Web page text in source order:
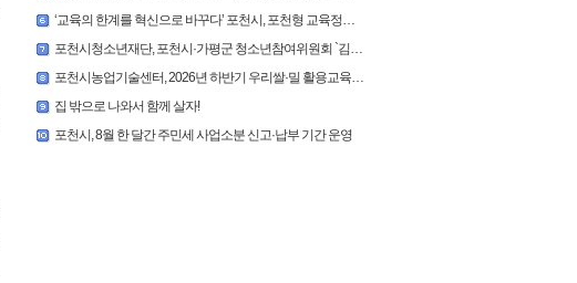
‘교육의 한계를 혁신으로 바꾸다’ 포천시, 포천형 교육정책 성과… 교육혁신선도지역 도전
포천시청소년재단, 포천시·가평군 청소년참여위원회 `김용태 국회의원과의 정책간담회` 개최
포천시농업기술센터, 2026년 하반기 우리쌀·밀 활용교육 교육생 모집
집 밖으로 나와서 함께 살자!
포천시, 8월 한 달간 주민세 사업소분 신고·납부 기간 운영